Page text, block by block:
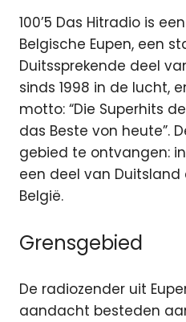
100’5 Das Hitradio is
Belgische Eupen, een
Duitssprekende deel
sinds 1998 in de lucht,
motto: “Die Superhits
das Beste von heute”.
gebied te ontvangen:
een deel van
België.
Grensgebied
De radiozender uit
aandacht besteden